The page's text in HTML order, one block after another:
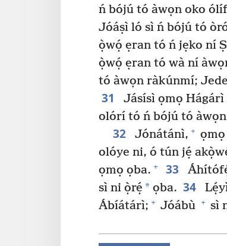
ń bójú tó àwọn oko
Jóáṣì ló sì ń bójú tó
ọ̀wọ́ ẹran tó ń jẹko ní
ọ̀wọ́ ẹran tó wà ní
tó àwọn ràkúnmí;
31
Jásísì ọmọ
olórí tó ń bójú tó
32 Jónátánì, +
olóye ni, ó tún jẹ́
ọmọ ọba. + 33
sì ni ọ̀rẹ́ * ọba. 34
Ábíátárì; + Jóábù + sì